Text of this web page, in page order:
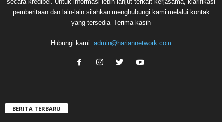
secara kredibel. Untuk informasi lebih lanjut terkait kerjasama, klarifikasi
pemberitaan dan lain-lain silahkan menghubungi kami melalui kontak
yang tersedia. Terima kasih
Hubungi kami: admin@hariannetwork.com
BERITA TERBARU